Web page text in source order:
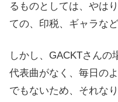
るものとしては、やは
ての、印税、ギャラな
しかし、GACKTさんの
代表曲がなく、毎日の
でもないため、 それな